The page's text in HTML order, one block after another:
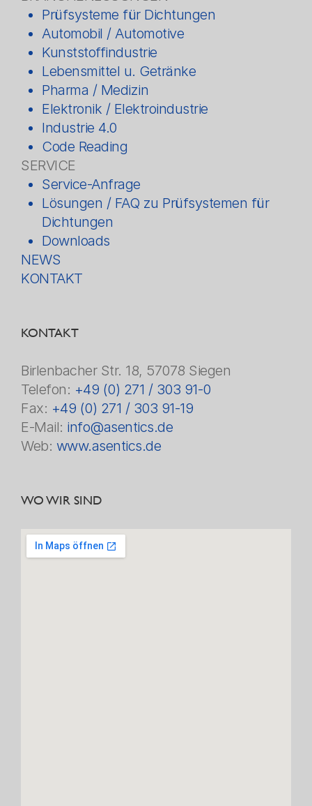
Prüfsysteme für Dichtungen
Automobil / Automotive
Kunststoffindustrie
Lebensmittel u. Getränke
Pharma / Medizin
Elektronik / Elektroindustrie
Industrie 4.0
Code Reading
SERVICE
Service-Anfrage
Lösungen / FAQ zu Prüfsystemen für
Dichtungen
Downloads
NEWS
KONTAKT
KONTAKT
Birlenbacher Str. 18, 57078 Siegen
Telefon: +49 (0) 271 / 303 91-0
Fax: +49 (0) 271 / 303 91-19
E-Mail: info@asentics.de
Web: www.asentics.de
WO WIR SIND